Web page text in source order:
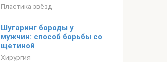
Пластика звёзд
Шугаринг бороды у
мужчин: способ борьбы со
щетиной
Хирургия